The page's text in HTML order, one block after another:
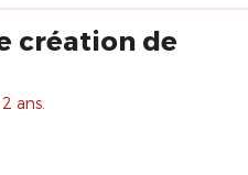
création de
ans.